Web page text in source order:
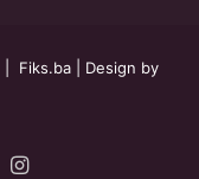
| Fiks.ba | Design by
Instagram